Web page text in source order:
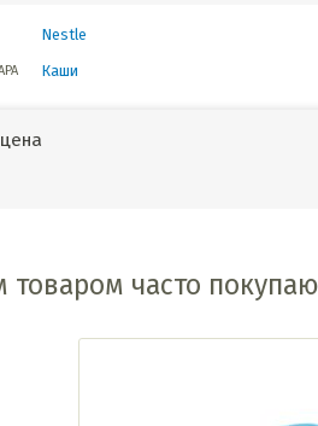
Nestle
Каши
товаром часто